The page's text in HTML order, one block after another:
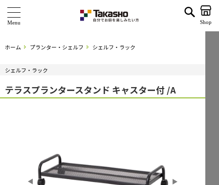
海外ブランド・シリーズ
関連サイト
Shop
ホーム プランター・シェルフ シェルフ・ラック
シェルフ・ラック
テラスプランタースタンド キャスター付 /A